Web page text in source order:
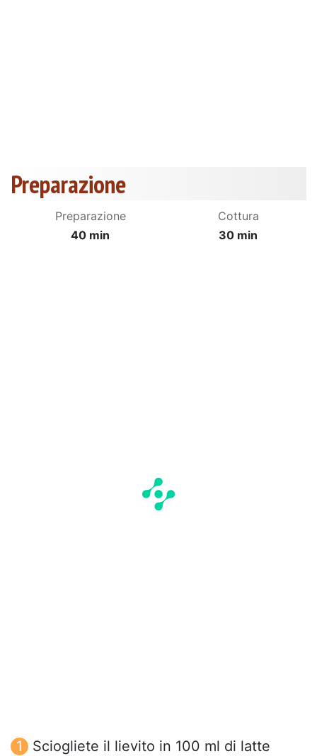
Preparazione
Preparazione
40 min
Cottura
30 min
Sciogliete il lievito in 100 ml di latte